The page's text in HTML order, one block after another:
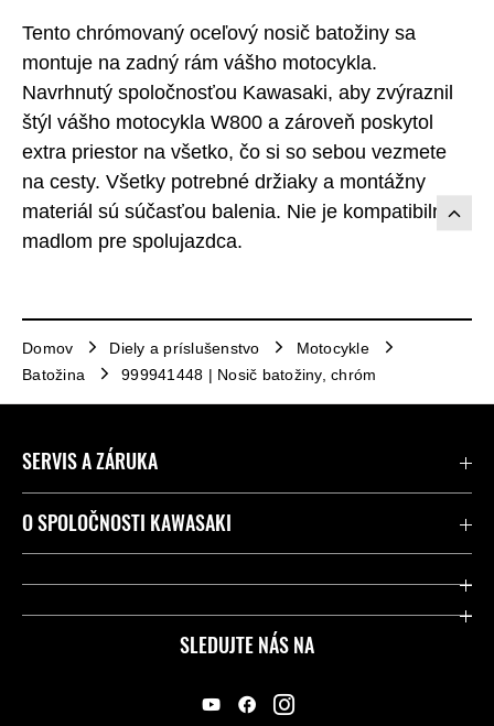
Tento chrómovaný oceľový nosič batožiny sa
montuje na zadný rám vášho motocykla.
Navrhnutý spoločnosťou Kawasaki, aby zvýraznil
štýl vášho motocykla W800 a zároveň poskytol
extra priestor na všetko, čo si so sebou vezmete
na cesty. Všetky potrebné držiaky a montážny
materiál sú súčasťou balenia. Nie je kompatibilný s
madlom pre spolujazdca.
Domov Diely a príslušenstvo
Motocykle
Batožina
999941448 | Nosič batožiny, chróm
SLEDUJTE NÁS NA
SERVIS A ZÁRUKA
Kontaktujte nás
Legálny
O SPOLOČNOSTI KAWASAKI
Spoločnosť